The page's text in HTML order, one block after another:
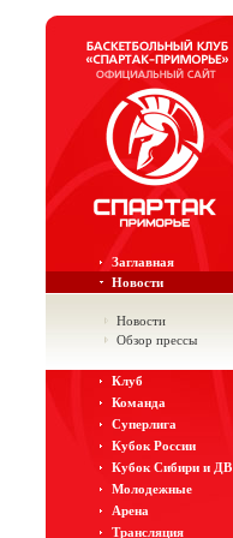
Заглавная
Новости
Новости
Обзор прессы
Клуб
Команда
Суперлига
Кубок России
Кубок Сибири и ДВ
Молодежные
Арена
Трансляция